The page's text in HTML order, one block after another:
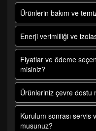
Ürünlerin bakım ve
Enerji verimliliği ve
Fiyatlar ve ödeme
misiniz?
Ürünleriniz çevre dostu
Kurulum sonrası servis
musunuz?